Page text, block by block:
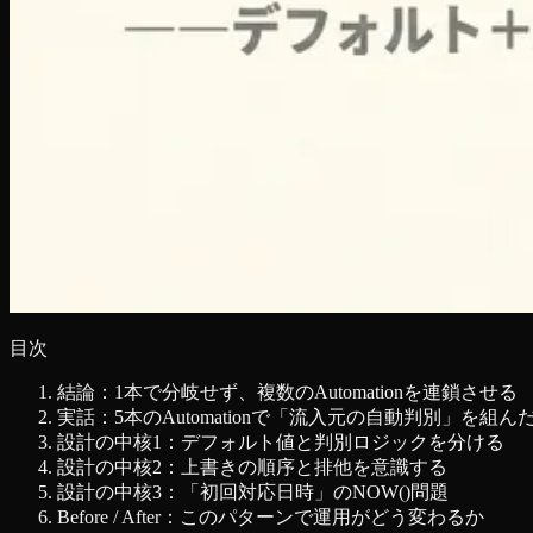
目次
結論：1本で分岐せず、複数のAutomationを連鎖させる
実話：5本のAutomationで「流入元の自動判別」を組ん
設計の中核1：デフォルト値と判別ロジックを分ける
設計の中核2：上書きの順序と排他を意識する
設計の中核3：「初回対応日時」のNOW()問題
Before / After：このパターンで運用がどう変わるか